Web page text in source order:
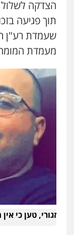
הצדקה
תוך פגיעה
שעמדת רע"ן
מעמדת
זגורי, טען כי